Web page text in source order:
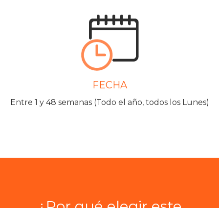
FECHA
Entre 1 y 48 semanas (Todo el año, todos los Lunes)